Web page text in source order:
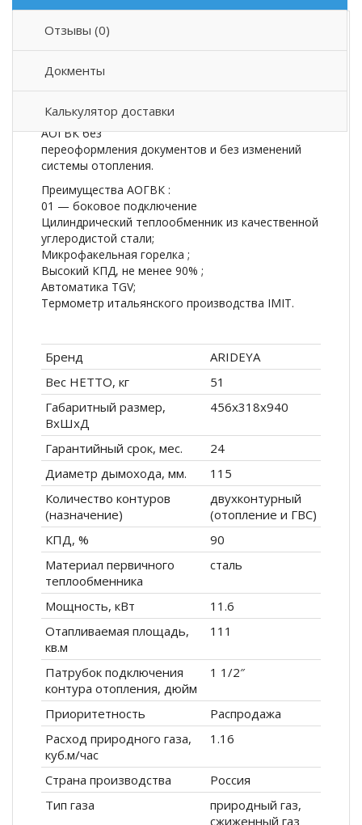
Отзывы (0)
Докменты
Калькулятор доставки
Описание товара
водоснабжение) прибор для замены старых
АОГВК без
переоформления документов и без изменений
системы отопления.
Преимущества АОГВК :
01 — боковое подключение
Цилиндрический теплообменник из качественной
углеродистой стали;
Микрофакельная горелка ;
Высокий КПД, не менее 90% ;
Автоматика TGV;
Термометр итальянского производства IMIT.
Бренд
ARIDEYA
Вес НЕТТО, кг
51
Габаритный размер,
ВxШxД
456х318х940
Гарантийный срок, мес.
24
Диаметр дымохода, мм.
115
Количество контуров
(назначение)
двухконтурный
(отопление и ГВС)
КПД, %
90
Материал первичного
теплообменника
сталь
Мощность, кВт
11.6
Отапливаемая площадь,
кв.м
111
Патрубок подключения
контура отопления, дюйм
1 1/2″
Приоритетность
Распродажа
Расход природного газа,
куб.м/час
1.16
Страна производства
Россия
Тип газа
природный газ,
сжиженный газ